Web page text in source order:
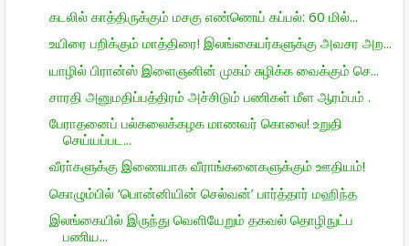
கடலில் காத்திருக்கும் மசகு எண்ணெய் கப்பல்: 60 மில்...
உயிரை பறிக்கும் மாத்திரை! இலங்கையர்களுக்கு அவசர அற...
யாழில் பிரான்ஸ் இளைஞனின் முகம் சுழிக்க வைக்கும் செ...
சாரதி அனுமதிப்பத்திரம் அச்சிடும் பணிகள் மீள ஆரம்பம் .
பேராதனைப் பல்கலைக்கழக மாணவர் கொலை! உறுதி
செய்யப்பட...
வீரா்களுக்கு இணையாக வீராங்கனைகளுக்கும் ஊதியம்!
கொழும்பில் ‘பொன்னியின் செல்வன்’ பார்த்தார் மஹிந்த
இலங்கையில் இருந்து வெளியேறும் தகவல் தொழிநுட்ப
பணிய...